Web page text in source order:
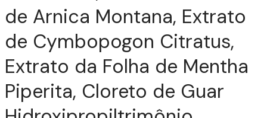
de Arnica Montana, Extrato
de Cymbopogon Citratus,
Extrato da Folha de Mentha
Piperita, Cloreto de Guar